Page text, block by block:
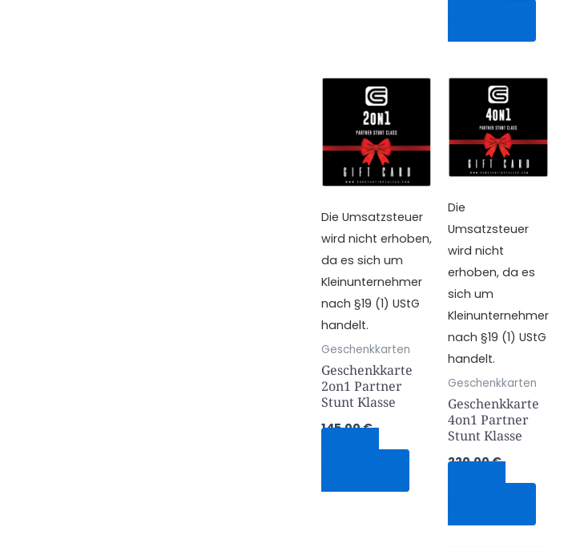
Die Umsatzsteuer
wird nicht erhoben,
da es sich um
Kleinunternehmer
nach §19 (1) UStG
handelt.
Geschenkkarten
Geschenkkarte
2on1 Partner
Stunt Klasse
145,00€
Die
Umsatzsteuer
wird nicht
erhoben, da es
sich um
Kleinunternehmer
nach §19 (1) UStG
handelt.
Geschenkkarten
Geschenkkarte
4on1 Partner
Stunt Klasse
220,00€